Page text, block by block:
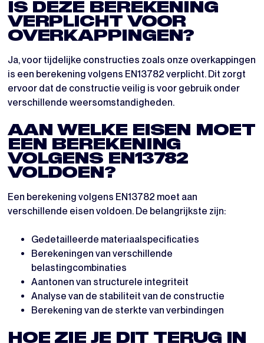
IS DEZE BEREKENING
VERPLICHT VOOR
OVERKAPPINGEN?
Ja, voor tijdelijke constructies zoals onze overkappingen
is een berekening volgens EN13782 verplicht. Dit zorgt
ervoor dat de constructie veilig is voor gebruik onder
verschillende weersomstandigheden.
AAN WELKE EISEN MOET
EEN BEREKENING
VOLGENS EN13782
VOLDOEN?
Een berekening volgens EN13782 moet aan
verschillende eisen voldoen. De belangrijkste zijn:
Gedetailleerde materiaalspecificaties
Berekeningen van verschillende
belastingcombinaties
Aantonen van structurele integriteit
Analyse van de stabiliteit van de constructie
Berekening van de sterkte van verbindingen
HOE ZIE JE DIT TERUG IN